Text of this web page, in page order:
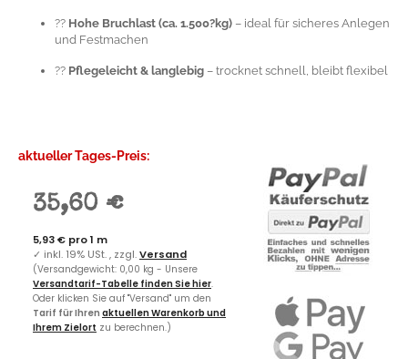
?? Hohe Bruchlast (ca. 1.500?kg) – ideal für sicheres Anlegen
und Festmachen
?? Pflegeleicht & langlebig – trocknet schnell, bleibt flexibel
aktueller Tages-Preis:
35,60 €
5,93 € pro 1 m
✓ inkl. 19% USt. , zzgl.Versand
(Versandgewicht: 0,00 kg - Unsere
Versandtarif-Tabelle finden Sie hier.
Oder klicken Sie auf "Versand" um den
Tarif für Ihren aktuellen Warenkorb und
Ihrem Zielort zu berechnen.)